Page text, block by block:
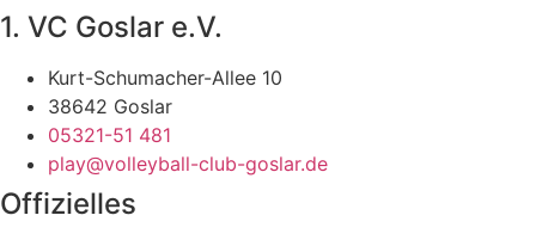
1. VC Goslar e.V.
Kurt-Schumacher-Allee 10
38642 Goslar
05321-51 481
play@volleyball-club-goslar.de
Offizielles